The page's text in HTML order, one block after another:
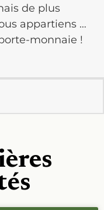
de plus
appartiens …
monnaie !